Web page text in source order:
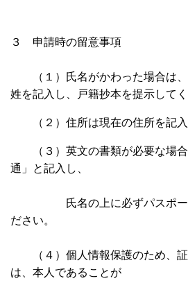
３ 申請時の留意事項
（１）氏名がかわった場合は、
姓を記入し、戸籍抄本を提示してく
（２）住所は現在の住所を記入
（３）英文の書類が必要な場合
通」と記入し、
氏名の上に必ずパスポート
ださい。
（４）個人情報保護のため、証
は、本人であることが